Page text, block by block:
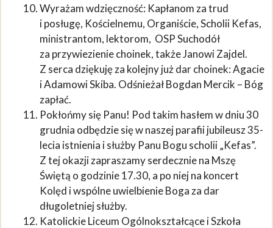
Wyrażam wdzięczność: Kapłanom za trud
i posługę, Kościelnemu, Organiście, Scholii Kefas,
ministrantom, lektorom, OSP Suchodół
za przywiezienie choinek, także Janowi Zajdel.
Z serca dziękuję za kolejny już dar choinek: Agacie
i Adamowi Skiba. Odśnieżał Bogdan Mercik – Bóg
zapłać.
Pokłońmy się Panu! Pod takim hasłem w dniu 30
grudnia odbędzie się w naszej parafii jubileusz 35-
lecia istnienia i służby Panu Bogu scholii „Kefas”.
Z tej okazji zapraszamy serdecznie na Mszę
Świętą o godzinie 17.30, a po niej na koncert
Kolęd i wspólne uwielbienie Boga za dar
długoletniej służby.
Katolickie Liceum Ogólnokształcące i Szkoła